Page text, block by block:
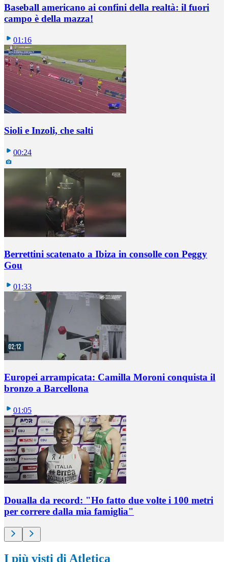
Baseball americano ai confini della realtà: il fuori
campo è della mazza!
01:16
Sioli e Inzoli, che salti
00:24
Berrettini scatenato a Ibiza in consolle con Peggy
Gou
01:33
Europei arrampicata: Camilla Moroni conquista il
bronzo a Barcellona
01:05
Doualla da record: "Ho fatto due volte i 100 metri
per correre dalla mia famiglia"
I più visti di Atletica